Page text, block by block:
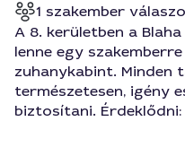
1 szakember
A 8. kerületben a
lenne egy
zuhanykabint. Minden
természetesen, igény
biztosítani. Érdeklődni: